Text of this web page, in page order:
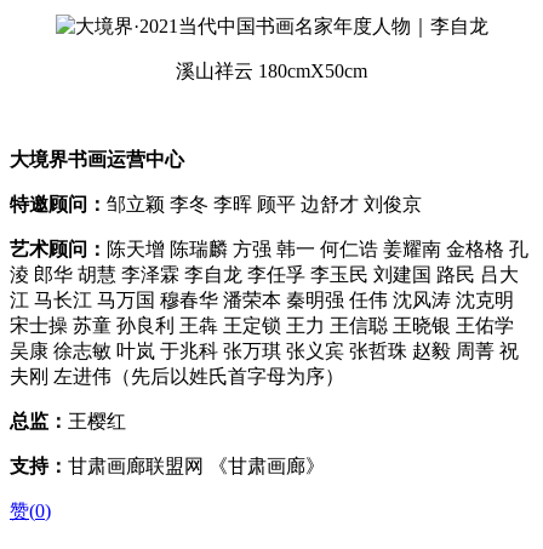
溪山祥云 180cmX50cm
大境界书画运营中心
特邀顾问： 邹立颖 李冬 李晖 顾平 边舒才 刘俊京
艺术顾问： 陈天增 陈瑞麟 方强 韩一 何仁诰 姜耀南 金格格 孔
淩 郎华 胡慧 李泽霖 李自龙 李任孚 李玉民 刘建国 路民 吕大
江 马长江 马万国 穆春华 潘荣本 秦明强 任伟 沈风涛 沈克明
宋士操 苏童 孙良利 王犇 王定锁 王力 王信聪 王晓银 王佑学
吴康 徐志敏 叶岚 于兆科 张万琪 张义宾 张哲珠 赵毅 周菁 祝
夫刚 左进伟（先后以姓氏首字母为序）
总监： 王樱红
支持： 甘肃画廊联盟网 《甘肃画廊》
赞(0)